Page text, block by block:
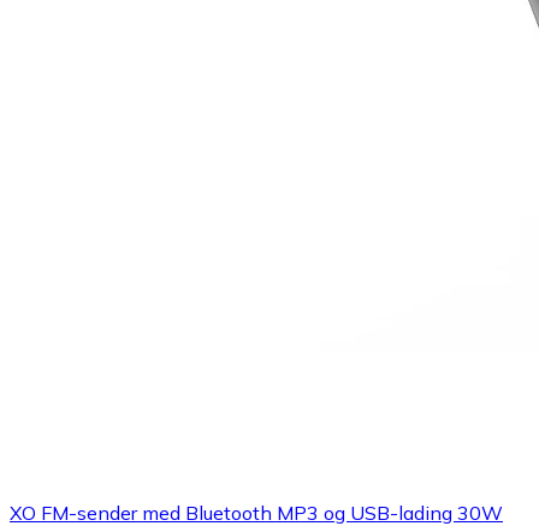
XO FM-sender med Bluetooth MP3 og USB-lading 30W